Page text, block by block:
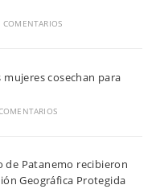
COMENTARIOS
mujeres cosechan para
de Patanemo recibieron
Geográfica Protegida